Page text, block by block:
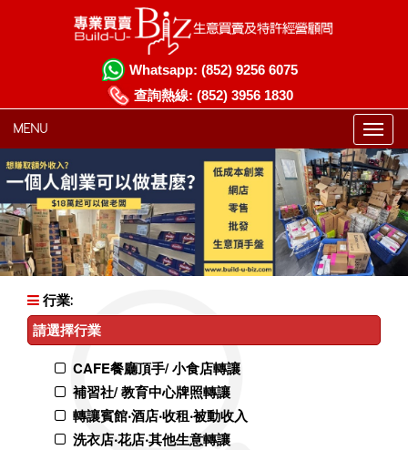
Whatsapp: (852) 9256 6075
查詢熱線: (852) 3956 1830
MENU
行業:
請選擇行業
CAFE餐廳頂手/ 小食店轉讓
補習社/ 教育中心牌照轉讓
轉讓賓館‧酒店‧收租‧被動收入
洗衣店‧花店‧其他生意轉讓